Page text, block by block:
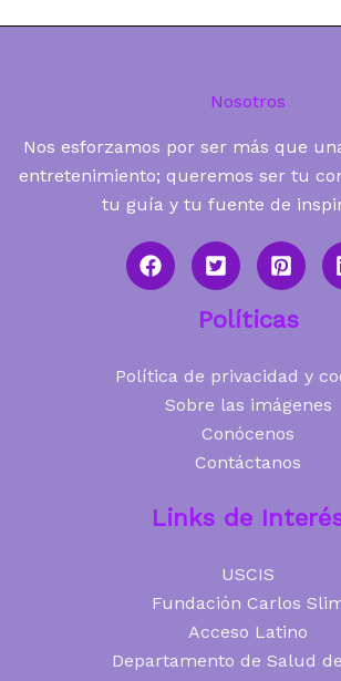
Nosotros
Nos esforzamos por ser más que
entretenimiento; queremos ser tu
tu guía y tu fuente de
Políticas
Política de privacidad y
Sobre las imágenes
Conócenos
Contáctanos
Links de
USCIS
Fundación Carlos
Acceso Latino
Departamento de Salud